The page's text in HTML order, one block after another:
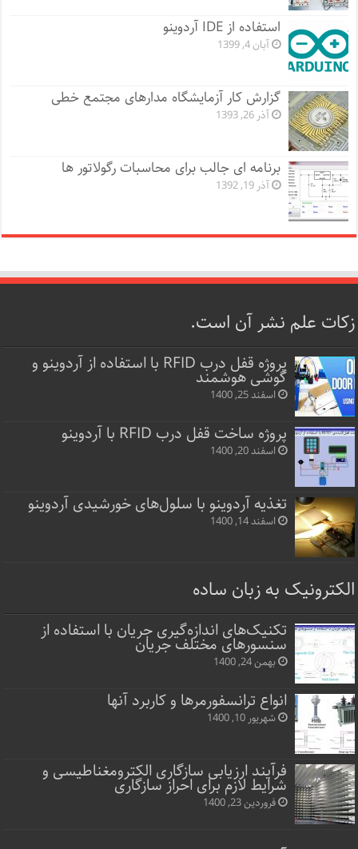
استفاده از IDE آردوینو
آبان 4, 1399
گزارش کار آزمایشگاه مدارهای مجتمع خطی
آذر 26, 1393
برنامه ای جالب برای محاسبات رگولاتور ها
آذر 19, 1392
زکات علم نشر آن است.
پروژه قفل‌ درب RFID با استفاده از آردوینو و
گوشی هوشمند
اسفند 25, 1400
پروژه ساخت قفل‌ درب RFID با آردوینو
اسفند 20, 1400
تغذیه آردوینو با سلول‌های خورشیدی آردوینو
اسفند 14, 1400
الکترونیک به زبان ساده
تکنیک‌های اندازه‌گیری جریان با استفاده از
سنسورهای مختلف جریان
بهمن 24, 1400
انواع ترانسفورمرها و کاربرد آنها
شهریور 10, 1400
فرآیند ارزیابی سازگاری الکترومغناطیسی و
شرایط لازم برای احراز سازگاری
فروردین 23, 1400